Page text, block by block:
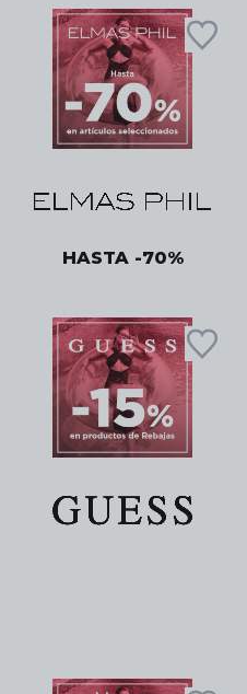
HASTA -70%